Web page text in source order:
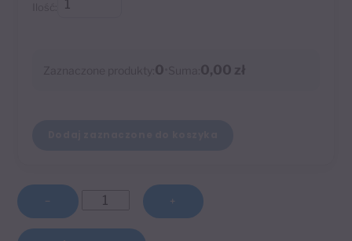
0 0,00 zł
−
ilość
+